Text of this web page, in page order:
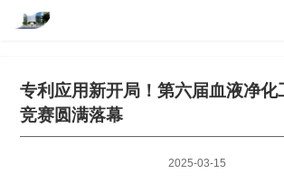
专利应用新开局！第六届血液净化
竞赛圆满落幕
2025-03-15